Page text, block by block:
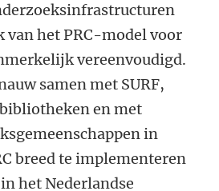
van het PRC-model voor
vereenvoudigd.
samen met SURF,
en met
in
breed te implementeren
het Nederlandse